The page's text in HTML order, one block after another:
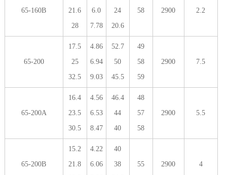
65-160B
21.6
28
6.0
7.78
24
20.6
58 2900 2.2
65-200
17.5
25
32.5
4.86
6.94
9.03
52.7
50
45.5
49
58
59
2900 7.5
65-200A
16.4
23.5
30.5
4.56
6.53
8.47
46.4
44
40
48
57
58
2900 5.5
65-200B
15.2
21.8
4.22
6.06
40
38
55 2900 4